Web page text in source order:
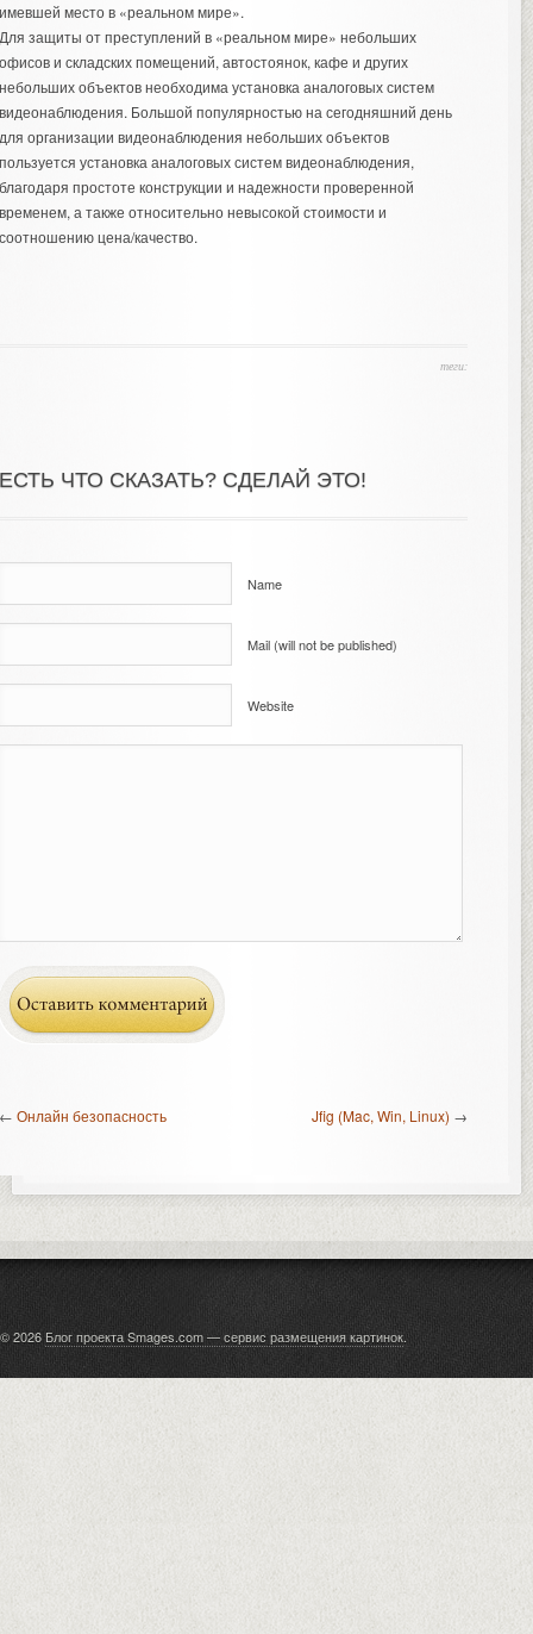
место в «реальном мире».
защиты от преступлений в «реальном мире» небольших
и складских помещений, автостоянок, кафе и других
объектов необходима установка аналоговых систем
. Большой популярностью на сегодняшний день
организации видеонаблюдения небольших объектов
установка аналоговых систем видеонаблюдения,
простоте конструкции и надежности проверенной
а также относительно невысокой стоимости и
цена/качество.
теги:
ЧТО СКАЗАТЬ? СДЕЛАЙ ЭТО!
Name
Mail (will not be published)
Website
Онлайн безопасность Jfig (Mac, Win, Linux) →
© 2026 Блог проекта Smages.com — сервис размещения картинок.